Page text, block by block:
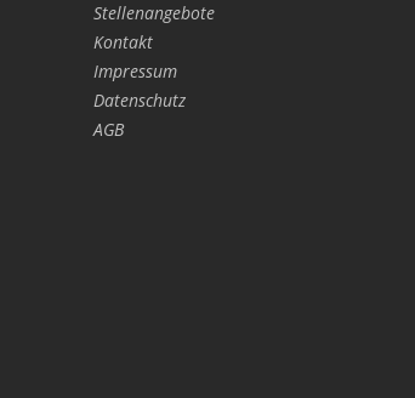
Stellenangebote
Kontakt
Impressum
Datenschutz
AGB